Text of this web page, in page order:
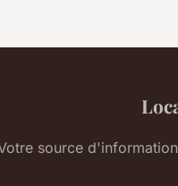
source